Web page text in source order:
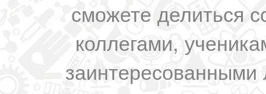
сможете делиться
коллегами,